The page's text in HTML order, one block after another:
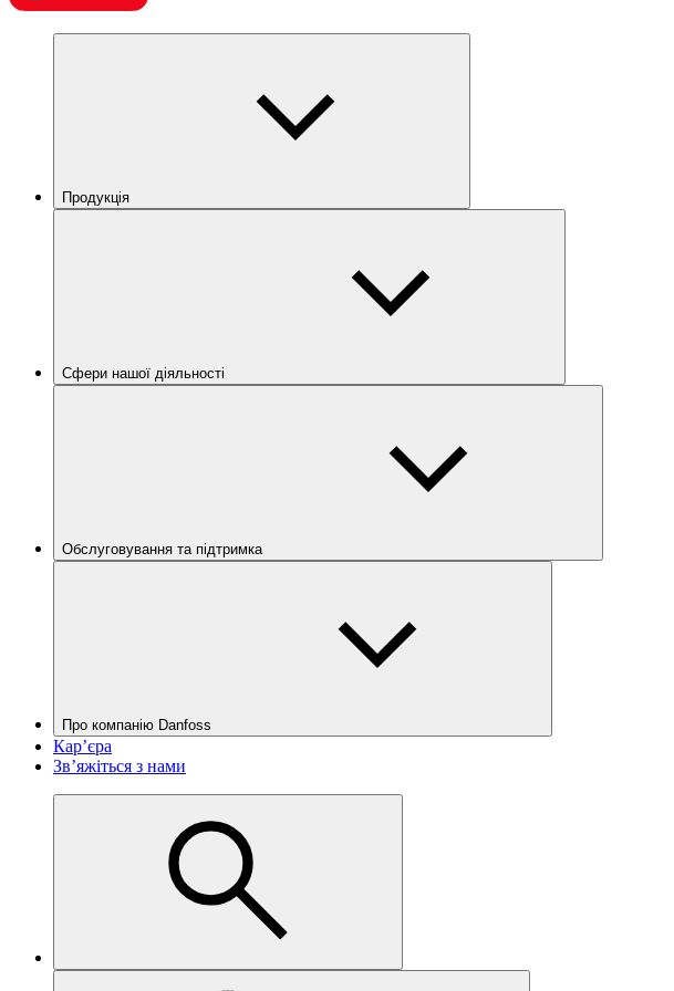
Продукція
Сфери нашої діяльності
Обслуговування та підтримка
Про компанію Danfoss
Кар’єра
Зв’яжіться з нами